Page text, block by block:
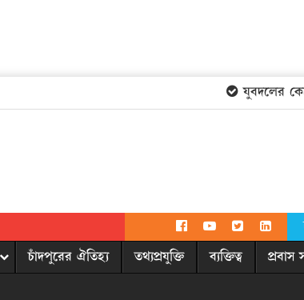
যুবদলের
চাঁদপুরের ঐতিহ্য তথ্যপ্রযুক্তি ব্যক্তিত্ব প্রবাস